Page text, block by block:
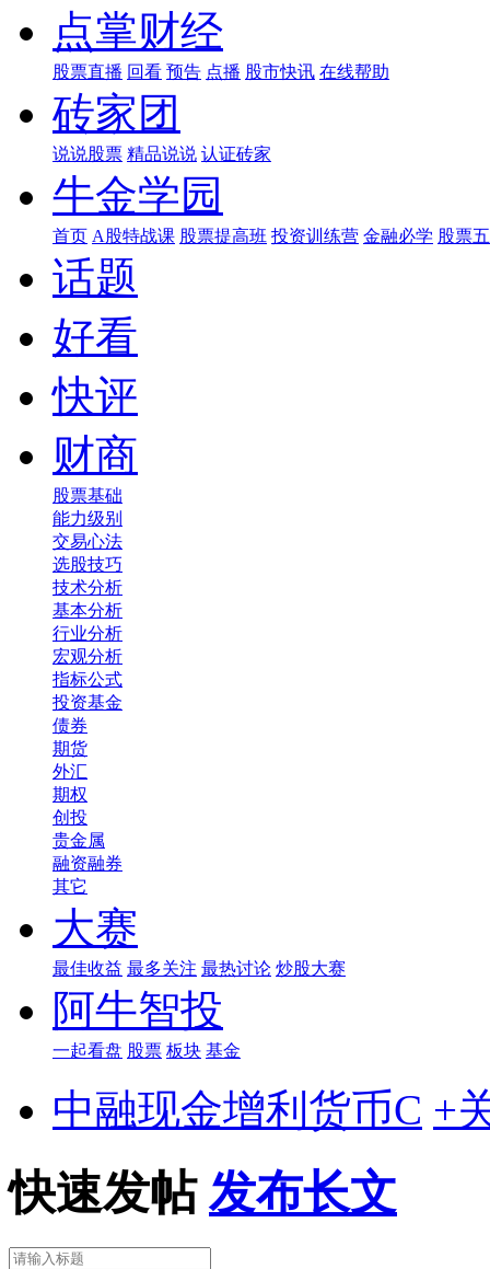
点掌财经
股票直播 回看 预告 点播 股市快讯 在线帮助
砖家团
说说股票 精品说说 认证砖家
牛金学园
首页 A股特战课 股票提高班 投资训练营 金融必学 股票
话题
好看
快评
财商
股票基础
能力级别
交易心法
选股技巧
技术分析
基本分析
行业分析
宏观分析
指标公式
投资基金
债券
期货
外汇
期权
创投
贵金属
融资融券
其它
大赛
最佳收益 最多关注 最热讨论 炒股大赛
阿牛智投
一起看盘 股票 板块 基金
中融现金增利货币C +
快速发帖 发布长文